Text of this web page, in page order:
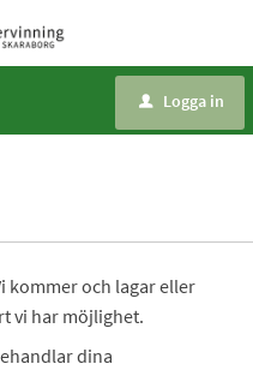
u Logga in
kommer och lagar eller
vi har möjlighet.
dina